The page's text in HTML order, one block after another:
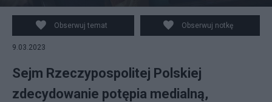
Posłowie PiS przed głosowaniem nad uchwałą ws.
obrony dobrego imienia św. Jana Pawła II. Fot. PAP/Rafał
Guz
Obserwuj temat Obserwuj notkę
9.03.2023
Sejm Rzeczypospolitej Polskiej
zdecydowanie potępia medialną,